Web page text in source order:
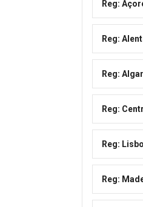
Reg:
Reg:
Reg:
Reg:
Reg:
Reg: